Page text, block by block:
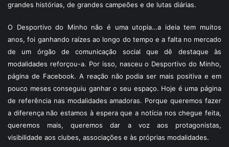
grandes histórias, de grandes campeões e de lutas diárias.
O Desportivo do Minho não é uma utopia…a ideia tem muitos
anos, foi ganhando raízes ao longo do tempo e a falta no mercado
de um órgão de comunicação social que dê destaque às
modalidades reforçou-a. Por isso, nasceu o Desportivo do Minho,
página de Facebook. A reação não podia ser mais positiva e em
pouco meses conseguiu ganhar o seu espaço. Hoje é uma página
de referência nas modalidades amadoras. Porque queremos fazer
a diferença não estamos à espera que a notícia nos chegue feita,
queremos mais, queremos dar a voz aos protagonistas,
visibilidade aos clubes, associações e às próprias modalidades.